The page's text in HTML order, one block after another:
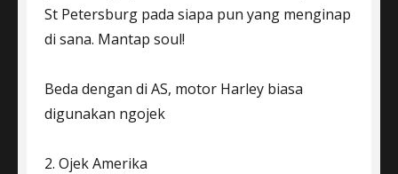
St Petersburg pada siapa pun yang menginap
di sana. Mantap soul!
Beda dengan di AS, motor Harley biasa
digunakan ngojek
2. Ojek Amerika